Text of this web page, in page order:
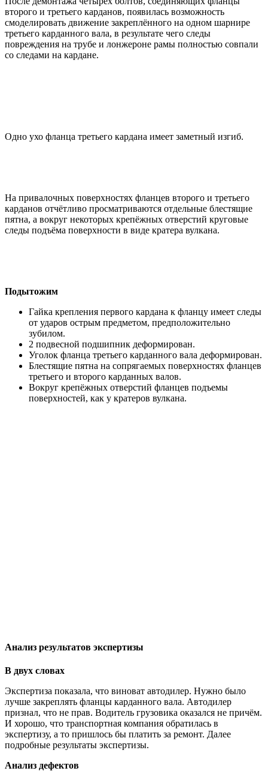
второго и третьего карданов, появилась возможность
смоделировать движение закреплённого на одном шарнире
третьего карданного вала, в результате чего следы
повреждения на трубе и лонжероне рамы полностью совпали
со следами на кардане.
Одно ухо фланца третьего кардана имеет заметный изгиб.
На привалочных поверхностях фланцев второго и третьего
карданов отчётливо просматриваются отдельные блестящие
пятна, а вокруг некоторых крепёжных отверстий круговые
следы подъёма поверхности в виде кратера вулкана.
Подытожим
Гайка крепления первого кардана к фланцу имеет следы
от ударов острым предметом, предположительно
зубилом.
2 подвесной подшипник деформирован.
Уголок фланца третьего карданного вала деформирован.
Блестящие пятна на сопрягаемых поверхностях фланцев
третьего и второго карданных валов.
Вокруг крепёжных отверстий фланцев подъемы
поверхностей, как у кратеров вулкана.
Анализ результатов экспертизы
В двух словах
Экспертиза показала, что виноват автодилер. Нужно было
лучше закреплять фланцы карданного вала. Автодилер
признал, что не прав. Водитель грузовика оказался не причём.
И хорошо, что транспортная компания обратилась в
экспертизу, а то пришлось бы платить за ремонт. Далее
подробные результаты экспертизы.
Анализ дефектов